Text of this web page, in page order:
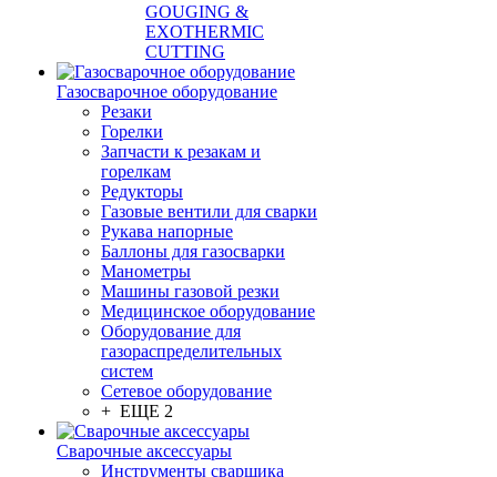
GOUGING &
EXOTHERMIC
CUTTING
Газосварочное оборудование
Резаки
Горелки
Запчасти к резакам и
горелкам
Редукторы
Газовые вентили для сварки
Рукава напорные
Баллоны для газосварки
Манометры
Машины газовой резки
Медицинское оборудование
Оборудование для
газораспределительных
систем
Сетевое оборудование
+ ЕЩЕ 2
Сварочные аксессуары
Инструменты сварщика